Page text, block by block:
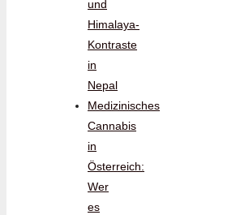
und
Himalaya-
Kontraste
in
Nepal
Medizinisches
Cannabis
in
Österreich:
Wer
es